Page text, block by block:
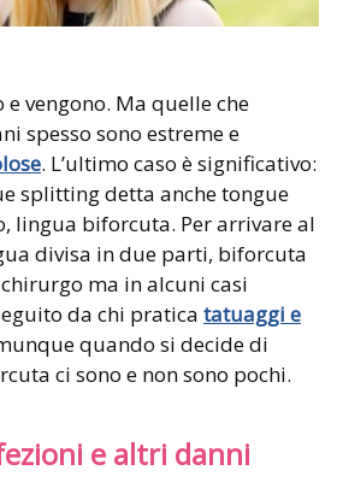
e vengono. Ma quelle che
spesso sono estreme e
. L’ultimo caso è significativo:
splitting detta anche tongue
lingua biforcuta. Per arrivare al
divisa in due parti, biforcuta
ma in alcuni casi
da chi pratica tatuaggi e
quando si decide di
ci sono e non sono pochi.
e altri danni